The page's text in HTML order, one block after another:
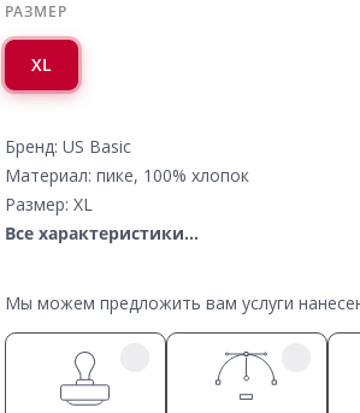
РАЗМЕР
XL
Бренд: US Basic
Материал: пике, 100% хлопок
Размер: XL
Все характеристики...
Мы можем предложить вам услуги